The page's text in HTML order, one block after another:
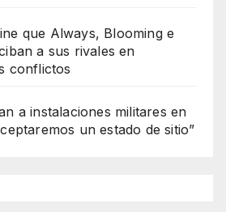
que Always, Blooming e
a sus rivales en
conflictos
a instalaciones militares en
un estado de sitio”